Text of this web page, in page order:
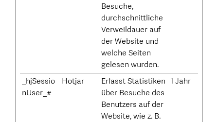
Besuche,
durchschnittliche
Verweildauer auf
der Website und
welche Seiten
gelesen wurden.
_hjSessio
nUser_#
Hotjar
Erfasst Statistiken
über Besuche des
Benutzers auf der
Website, wie z. B.
1 Jahr